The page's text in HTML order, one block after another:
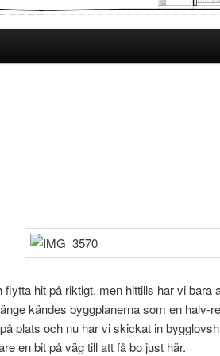
hit på riktigt, men hittills har vi bara
kändes byggplanerna som en halv-
plats och nu har vi skickat in
en bit på väg till att få bo just här.